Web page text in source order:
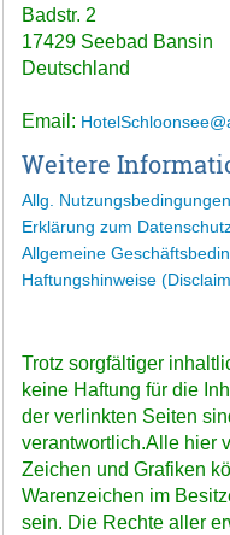
Badstr. 2
17429 Seebad Bansin
Deutschland
Email:
Weitere
Allg. Nutzungsbedingungen
Erklärung zum
Allgemeine
Haftungshinweise
Trotz sorgfältiger
keine Haftung für die
der verlinkten Seiten
verantwortlich.Alle hier
Zeichen und Grafiken
Warenzeichen im
sein. Die Rechte aller